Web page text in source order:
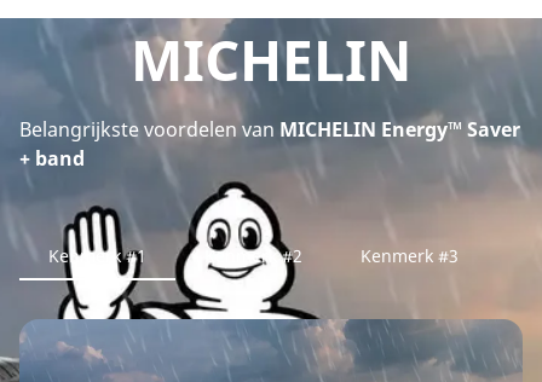
MICHELIN
Belangrijkste voordelen van MICHELIN Energy™ Saver
+ band
Kenmerk #1 Kenmerk #2 Kenmerk #3